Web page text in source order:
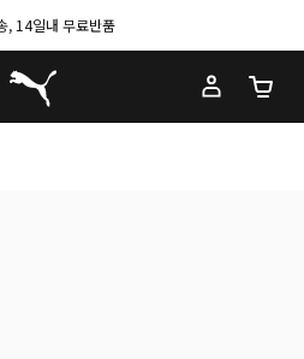
, 14일내 무료반품
푸마 홈
장바